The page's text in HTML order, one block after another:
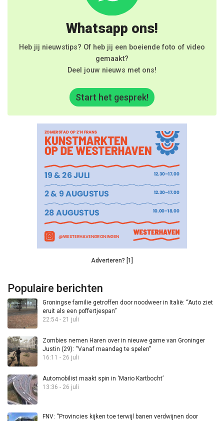
Whatsapp ons!
Heb jij nieuwstips? Of heb jij een boeiende foto of video
gemaakt?
Deel jouw nieuws met ons!
Start het gesprek!
Adverteren? [1]
Populaire berichten
Groningse familie getroffen door noodweer in Italië: “Auto ziet
eruit als een poffertjespan”
22:54 - 21 juli
Zombies nemen Haren over in nieuwe game van Groninger
Justin (29): “Vanaf maandag te spelen”
16:11 - 26 juli
Automobilist maakt spin in ‘Mario Kartbocht’
13:36 - 26 juli
FNV: “Provincies kijken toe terwijl banen verdwijnen door